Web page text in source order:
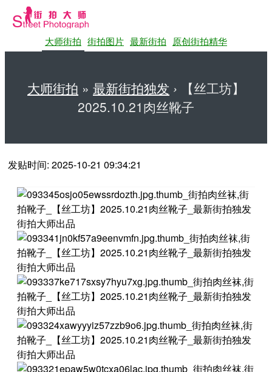
大师街拍 街拍图片 最新街拍 原创街拍精华
大师街拍 » 最新街拍独发 ›
【丝工坊】
2025.10.21肉丝靴子
发贴时间: 2025-10-21 09:34:21